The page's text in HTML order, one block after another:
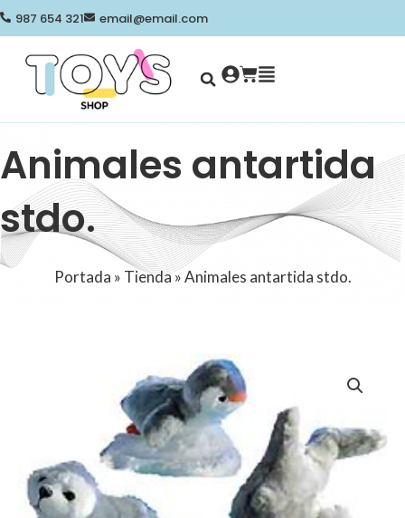
Ir
al
contenido
987 654 321 email@email.com
Search
Cart
Animales antartida
stdo.
Portada » Tienda»Animales antartida stdo.